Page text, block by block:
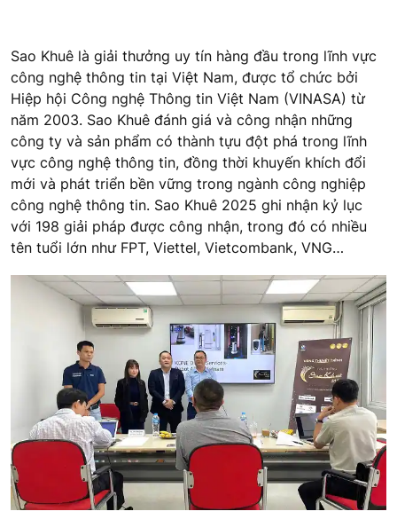
Sao Khuê là giải thưởng uy tín hàng đầu trong lĩnh vực
công nghệ thông tin tại Việt Nam, được tổ chức bởi
Hiệp hội Công nghệ Thông tin Việt Nam (VINASA) từ
năm 2003. Sao Khuê đánh giá và công nhận những
công ty và sản phẩm có thành tựu đột phá trong lĩnh
vực công nghệ thông tin, đồng thời khuyến khích đổi
mới và phát triển bền vững trong ngành công nghiệp
công nghệ thông tin. Sao Khuê 2025 ghi nhận kỷ lục
với 198 giải pháp được công nhận, trong đó có nhiều
tên tuổi lớn như FPT, Viettel, Vietcombank, VNG…